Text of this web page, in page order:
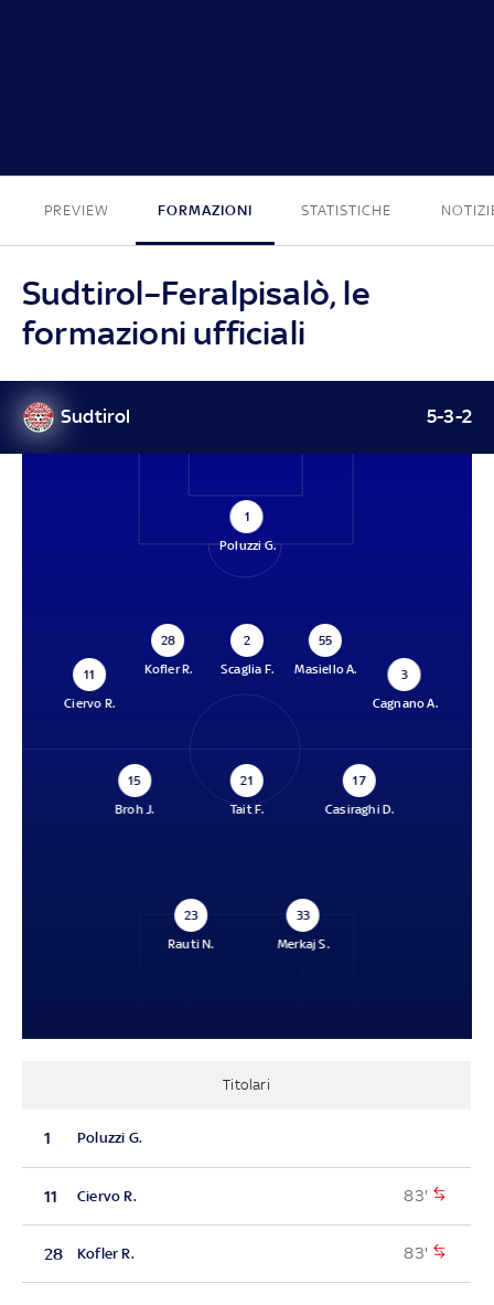
PREVIEW FORMAZIONI STATISTICHE
Sudtirol–Feralpisalò, le
formazioni ufficiali
Sudtirol 5-3-2
1
Poluzzi G.
11
Ciervo R.
28
Kofler R.
2
Scaglia F.
55
Masiello A.
3
Cagnano A.
15
Broh J.
21
Tait F.
17
Casiraghi D.
23
Rauti N.
33
Merkaj S.
Titolari
1 Poluzzi G.
11 Ciervo R. 83'
28 Kofler R. 83'